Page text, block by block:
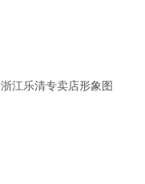
浙江乐清专卖店形象图